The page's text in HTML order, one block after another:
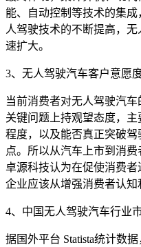
能、自动控制等技术的集
人驾驶技术的不断提高，
速扩大。
3、无人驾驶汽车客户意愿
当前消费者对无人驾驶汽
关键问题上持观望态度，
程度，以及能否真正突破
点。所以从汽车上市到消费
卓源科技认为在促使消费
企业应该从增强消费者认知
4、中国无人驾驶汽车行业
据国外平台 Statista统计数